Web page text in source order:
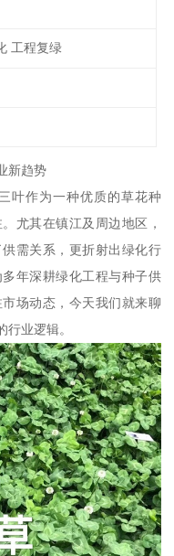
工程复绿
新趋势
叶作为一种优质的草花种
尤其在镇江及周边地区，
需关系，更折射出绿化行
年深耕绿化工程与种子供
场动态，今天我们就来聊
业逻辑。